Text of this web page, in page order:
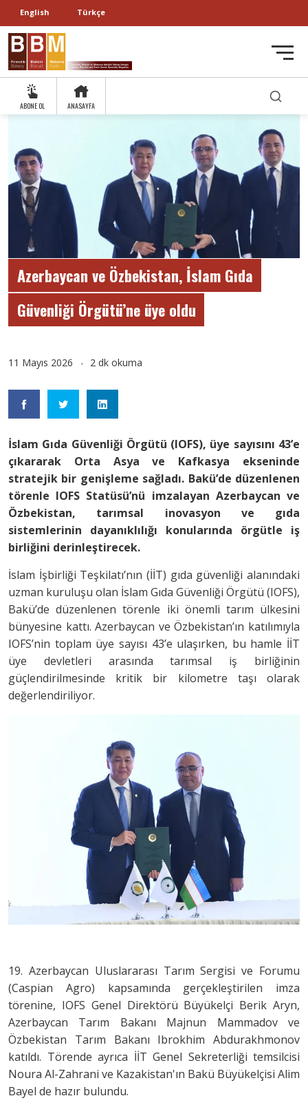
English Türkçe
ABONE OL ANASAYFA
Azerbaycan ve Özbekistan, İslam Gıda
Güvenliği Örgütü’ne üye oldu
11 Mayıs 2026 2 dk okuma
İslam Gıda Güvenliği Örgütü (IOFS), üye sayısını 43’e
çıkararak Orta Asya ve Kafkasya ekseninde
stratejik bir genişleme sağladı. Bakü’de düzenlenen
törenle IOFS Statüsü’nü imzalayan Azerbaycan ve
Özbekistan, tarımsal inovasyon ve gıda
sistemlerinin dayanıklılığı konularında örgütle iş
birliğini derinleştirecek.
İslam İşbirliği Teşkilatı’nın (İİT) gıda güvenliği alanındaki
uzman kuruluşu olan İslam Gıda Güvenliği Örgütü (IOFS),
Bakü’de düzenlenen törenle iki önemli tarım ülkesini
bünyesine kattı. Azerbaycan ve Özbekistan’ın katılımıyla
IOFS’nin toplam üye sayısı 43’e ulaşırken, bu hamle İİT
üye devletleri arasında tarımsal iş birliğinin
güçlendirilmesinde kritik bir kilometre taşı olarak
değerlendiriliyor.
19. Azerbaycan Uluslararası Tarım Sergisi ve Forumu
(Caspian Agro) kapsamında gerçekleştirilen imza
törenine, IOFS Genel Direktörü Büyükelçi Berik Aryn,
Azerbaycan Tarım Bakanı Majnun Mammadov ve
Özbekistan Tarım Bakanı Ibrokhim Abdurakhmonov
katıldı. Törende ayrıca İİT Genel Sekreterliği temsilcisi
Noura Al-Zahrani ve Kazakistan'ın Bakü Büyükelçisi Alim
Bayel de hazır bulundu.